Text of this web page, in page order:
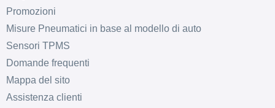
Promozioni
Misure Pneumatici in base al modello di auto
Sensori TPMS
Domande frequenti
Mappa del sito
Assistenza clienti